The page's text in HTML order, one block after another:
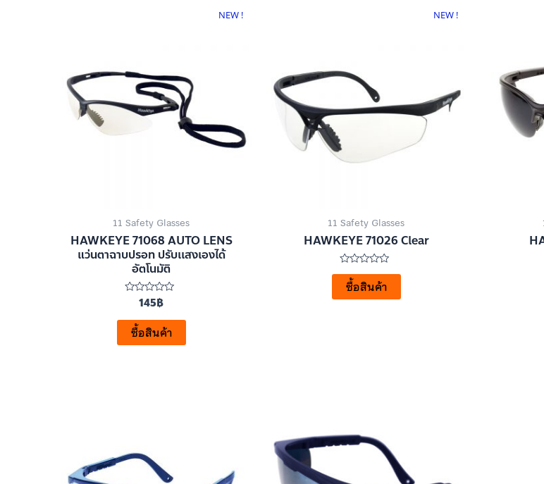
NEW !
11 Safety Glasses
HAWKEYE 71068 AUTO LENS
แว่นตาฉาบปรอท ปรับเเสงเองได้
อัตโนมัติ
คะแนน
0
ตั้งแต่
1-
5
145฿
ซื้อสินค้า
NEW !
11 Safety Glasses
HAWKEYE 71026 Clear
ให้
คะแนน
ตั้งแต่
ซื้อสินค้า